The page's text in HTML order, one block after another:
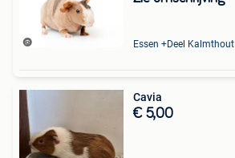
Essen +Deel Kalmthout
Cavia
€ 5,00